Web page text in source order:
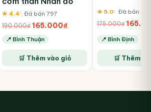
★ 4.4
Đã bán 797
190.000₫ Giá
gốc
là:
190.000₫.
165.000₫
là:
165.000₫.
📍 Bình Thuận
🛒 Thêm vào giỏ
★ 5.0
Đã bán
175.000₫ Giá
là:
📍 Bình Định
🛒 Thêm